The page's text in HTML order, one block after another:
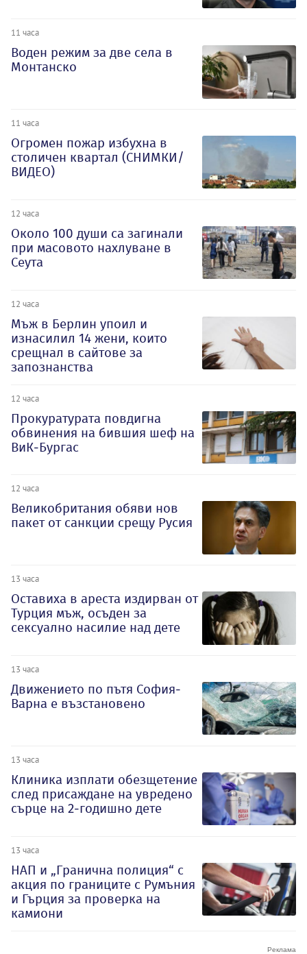
11 часа
Воден режим за две села в
Монтанско
11 часа
Огромен пожар избухна в
столичен квартал (СНИМКИ/
ВИДЕО)
12 часа
Около 100 души са загинали
при масовото нахлуване в
Сеута
12 часа
Мъж в Берлин упоил и
изнасилил 14 жени, които
срещнал в сайтове за
запознанства
12 часа
Прокуратурата повдигна
обвинения на бившия шеф на
ВиК-Бургас
12 часа
Великобритания обяви нов
пакет от санкции срещу Русия
13 часа
Оставиха в ареста издирван от
Турция мъж, осъден за
сексуално насилие над дете
13 часа
Движението по пътя София-
Варна е възстановено
13 часа
Клиника изплати обезщетение
след присаждане на увредено
сърце на 2-годишно дете
13 часа
НАП и „Гранична полиция“ с
акция по границите с Румъния
и Гърция за проверка на
камиони